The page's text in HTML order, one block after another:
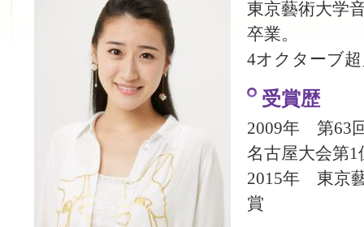
東京藝術大学
卒業。
4オクターブ
受賞歴
2009年 第63
名古屋大会第
2015年 東京
賞